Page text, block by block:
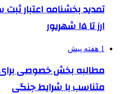
تمدید بخشنامه اعتبار
ارز تا ۱۵ شهریور
1 هفته پیش
مطالبه بخش خصوصی برای
متناسب با شرایط جنگی